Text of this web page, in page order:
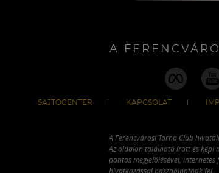
A
SAJTÓCENTER KAPCSOLAT
A Ferencvárosi Torna Club
Az oldalon található írott és képi
pontos megjelölésével, internetes
hivatkozással használhatóak fel.